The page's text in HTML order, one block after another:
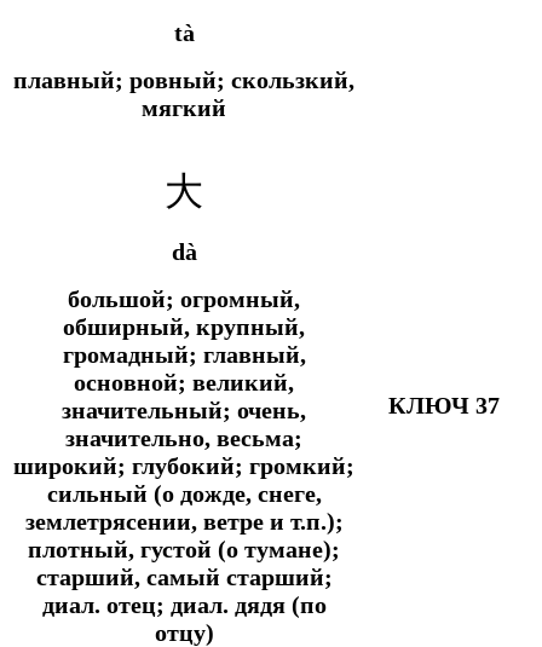
tà
плавный; ровный; скользкий,
мягкий
大
dà
большой; огромный,
обширный, крупный,
громадный; главный,
основной; великий,
значительный; очень,
значительно, весьма;
широкий; глубокий; громкий;
сильный (о дожде, снеге,
землетрясении, ветре и т.п.);
плотный, густой (о тумане);
старший, самый старший;
диал. отец; диал. дядя (по
отцу)
КЛЮЧ 37